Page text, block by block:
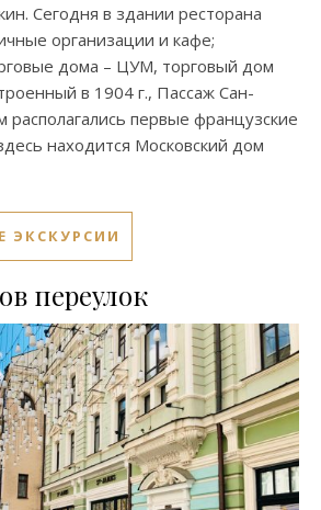
Сегодня в здании ресторана
организации и кафе;
дома – ЦУМ, торговый дом
в 1904 г., Пассаж Сан-
располагались первые французские
находится Московский дом
ЭКСКУРСИИ
переулок